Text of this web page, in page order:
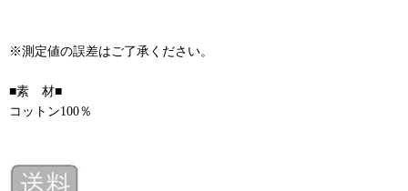
※測定値の誤差はご了承ください。
■素 材■
コットン100％